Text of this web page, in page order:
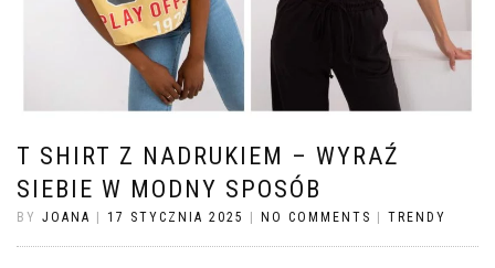
T SHIRT Z NADRUKIEM – WYRAŹ
SIEBIE W MODNY SPOSÓB
BY JOANA | 17 STYCZNIA 2025 | NO COMMENTS | TRENDY